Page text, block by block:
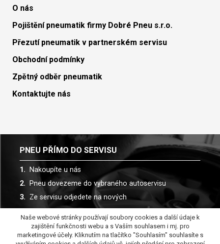
O nás
Pojištění pneumatik firmy Dobré Pneu s.r.o.
Přezutí pneumatik v partnerském servisu
Obchodní podmínky
Zpětný odběr pneumatik
Kontaktujte nás
PNEU PŘÍMO DO SERVISU
Nakoupíte u nás
Pneu dovezeme do vybraného autoservisu
Ze servisu odjedete na nových
Spolupracujeme s více než 30 autoservisy
Naše webové stránky používají soubory cookies a další údaje k
zajištění funkčnosti webu a s Vaším souhlasem i mj. pro
marketingové účely. Kliknutím na tlačítko "Souhlasím" souhlasíte s